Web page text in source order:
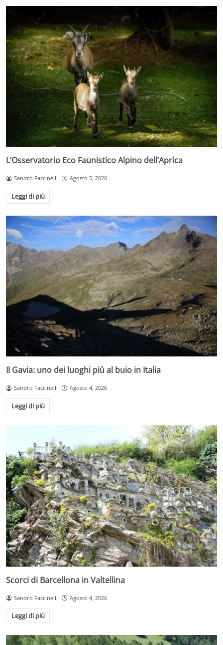
L’Osservatorio Eco Faunistico Alpino dell’Aprica
Sandro Faccinelli Agosto 5, 2026
Leggi di più
Il Gavia: uno dei luoghi più al buio in Italia
Sandro Faccinelli Agosto 4, 2026
Leggi di più
Scorci di Barcellona in Valtellina
Sandro Faccinelli Agosto 4, 2026
Leggi di più